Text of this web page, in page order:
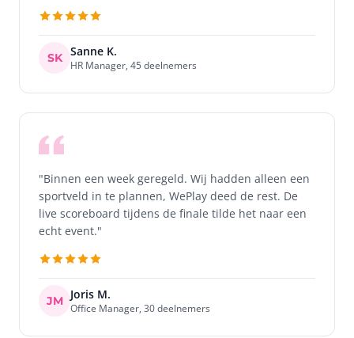
SK Sanne K.
HR Manager, 45 deelnemers
"Binnen een week geregeld. Wij hadden alleen een
sportveld in te plannen, WePlay deed de rest. De
live scoreboard tijdens de finale tilde het naar een
echt event."
JM Joris M.
Office Manager, 30 deelnemers